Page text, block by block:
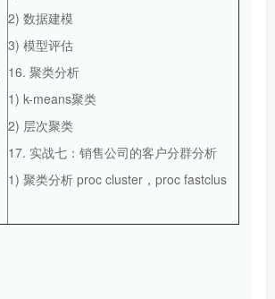
2) 数据建模
3) 模型评估
16. 聚类分析
1) k-means聚类
2) 层次聚类
17. 实战七：销售公司的客户分群分析
1) 聚类分析 proc cluster，proc fastclus